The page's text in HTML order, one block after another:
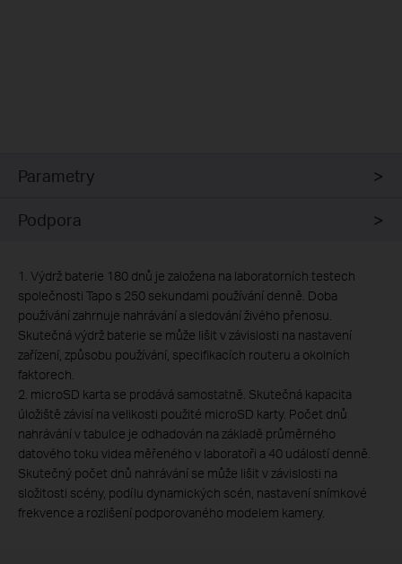
Parametry
Podpora
1. Výdrž baterie 180 dnů je založena na laboratorních testech
společnosti Tapo s 250 sekundami používání denně. Doba
používání zahrnuje nahrávání a sledování živého přenosu.
Skutečná výdrž baterie se může lišit v závislosti na nastavení
zařízení, způsobu používání, specifikacích routeru a okolních
faktorech.
2. microSD karta se prodává samostatně. Skutečná kapacita
úložiště závisí na velikosti použité microSD karty. Počet dnů
nahrávání v tabulce je odhadován na základě průměrného
datového toku videa měřeného v laboratoři a 40 událostí denně.
Skutečný počet dnů nahrávání se může lišit v závislosti na
složitosti scény, podílu dynamických scén, nastavení snímkové
frekvence a rozlišení podporovaného modelem kamery.